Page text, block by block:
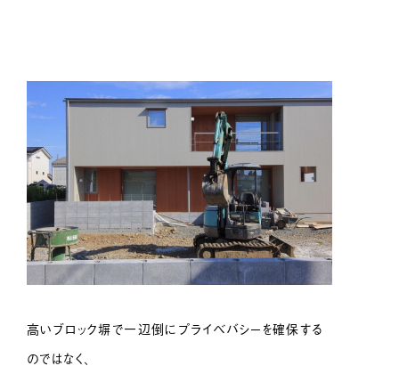
高いブロック塀で一辺倒にプライベバシーを確保する
のではなく、